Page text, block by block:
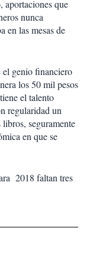
, aportaciones que
nunca
en las mesas de
el genio financiero
los 50 mil pesos
el talento
regularidad un
seguramente
en que se
2018 faltan tres